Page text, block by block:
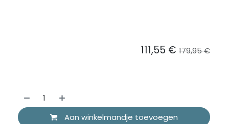
Aan winkelmandje toevoegen
111,55 € 179,95€